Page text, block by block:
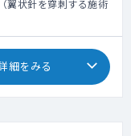
翼状針を穿刺する施術
細をみる